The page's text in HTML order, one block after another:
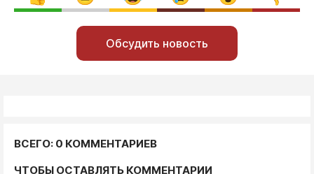
Обсудить новость
ВСЕГО: 0 КОММЕНТАРИЕВ
ЧТОБЫ ОСТАВЛЯТЬ КОММЕНТАРИИ